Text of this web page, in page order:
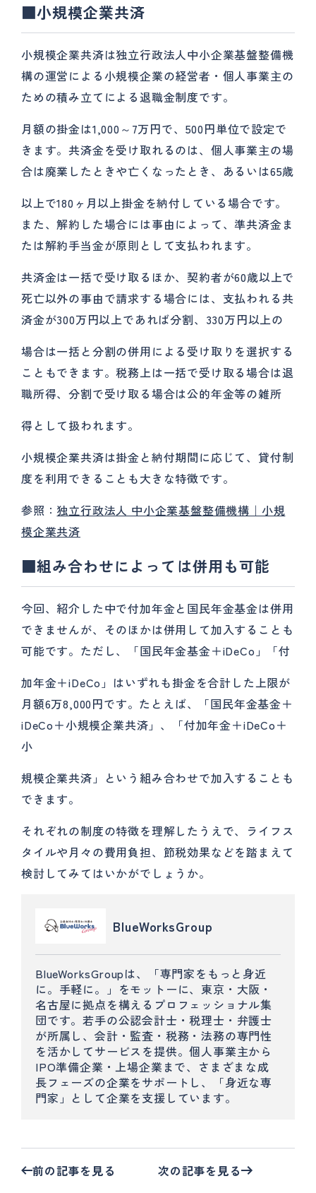
■小規模企業共済
小規模企業共済は独立行政法人中小企業基盤整備機
構の運営による小規模企業の経営者・個人事業主の
ための積み立てによる退職金制度です。
月額の掛金は1,000～7万円で、500円単位で設定で
きます。共済金を受け取れるのは、個人事業主の場
合は廃業したときや亡くなったとき、あるいは65歳
以上で180ヶ月以上掛金を納付している場合です。
また、解約した場合には事由によって、準共済金ま
たは解約手当金が原則として支払われます。
共済金は一括で受け取るほか、契約者が60歳以上で
死亡以外の事由で請求する場合には、支払われる共
済金が300万円以上であれば分割、330万円以上の
場合は一括と分割の併用による受け取りを選択する
こともできます。税務上は一括で受け取る場合は退
職所得、分割で受け取る場合は公的年金等の雑所
得として扱われます。
小規模企業共済は掛金と納付期間に応じて、貸付制
度を利用できることも大きな特徴です。
参照： 独立行政法人 中小企業基盤整備機構｜小規
模企業共済
■組み合わせによっては併用も可能
今回、紹介した中で付加年金と国民年金基金は併用
できませんが、そのほかは併用して加入することも
可能です。ただし、「国民年金基金＋iDeCo」「付
加年金＋iDeCo」はいずれも掛金を合計した上限が
月額6万8,000円です。たとえば、「国民年金基金＋
iDeCo＋小規模企業共済」、「付加年金＋iDeCo＋
小
規模企業共済」という組み合わせで加入することも
できます。
それぞれの制度の特徴を理解したうえで、ライフス
タイルや月々の費用負担、節税効果などを踏まえて
検討してみてはいかがでしょうか。
BlueWorksGroup
BlueWorksGroupは、「専門家をもっと身近
に。手軽に。」をモットーに、東京・大阪・
名古屋に拠点を構えるプロフェッショナル集
団です。若手の公認会計士・税理士・弁護士
が所属し、会計・監査・税務・法務の専門性
を活かしてサービスを提供。個人事業主から
IPO準備企業・上場企業まで、さまざまな成
長フェーズの企業をサポートし、「身近な専
門家」として企業を支援しています。
前の記事を見る 次の記事を見る